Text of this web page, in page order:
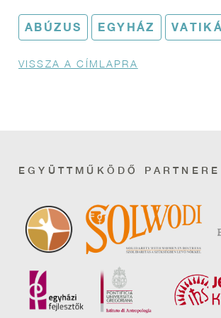
ABÚZUS EGYHÁZ
Morzsa
VISSZA A CÍMLAPRA
EGYÜTTMŰKÖDŐ